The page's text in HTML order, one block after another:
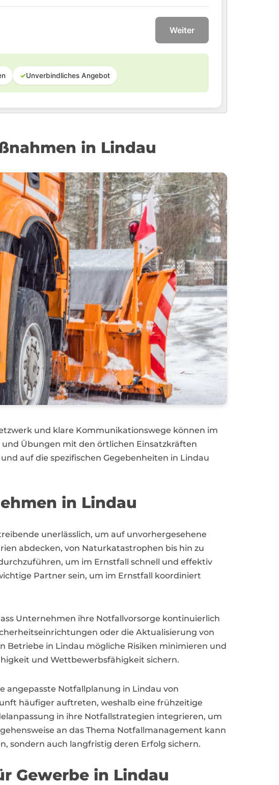
Weiter
✓Unverbindliches Angebot
in Lindau
und klare Kommunikationswege können im
Übungen mit den örtlichen Einsatzkräften
auf die spezifischen Gegebenheiten in Lindau
in Lindau
unerlässlich, um auf unvorhergesehene
abdecken, von Naturkatastrophen bis hin zu
um im Ernstfall schnell und effektiv
Partner sein, um im Ernstfall koordiniert
Unternehmen ihre Notfallvorsorge kontinuierlich
oder die Aktualisierung von
Betriebe in Lindau mögliche Risiken minimieren und
und Wettbewerbsfähigkeit sichern.
angepasste Notfallplanung in Lindau von
häufiger auftreten, weshalb eine frühzeitige
in ihre Notfallstrategien integrieren, um
an das Thema Notfallmanagement kann
sondern auch langfristig deren Erfolg sichern.
Gewerbe in Lindau